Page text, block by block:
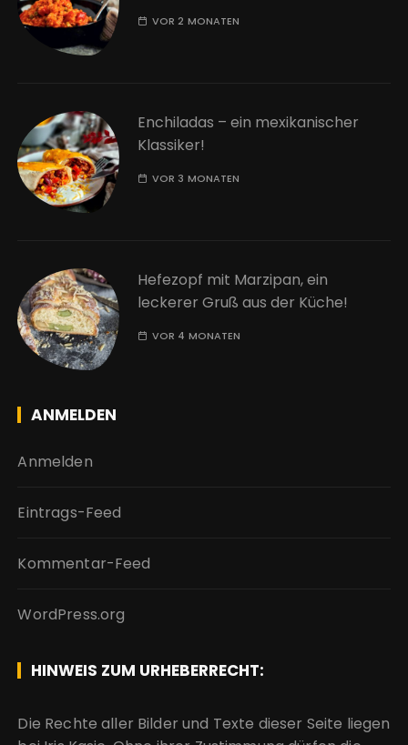
VOR 2 MONATEN
Enchiladas – ein mexikanischer
Klassiker!
VOR 3 MONATEN
Hefezopf mit Marzipan, ein
leckerer Gruß aus der Küche!
VOR 4 MONATEN
ANMELDEN
Anmelden
Eintrags-Feed
Kommentar-Feed
WordPress.org
HINWEIS ZUM URHEBERRECHT:
Die Rechte aller Bilder und Texte dieser Seite liegen